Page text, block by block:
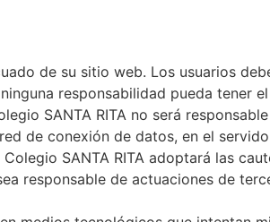
de su sitio web. Los usuarios
responsabilidad pueda tener
SANTA RITA no será
de conexión de datos, en el
SANTA RITA adoptará las
responsable de actuaciones de